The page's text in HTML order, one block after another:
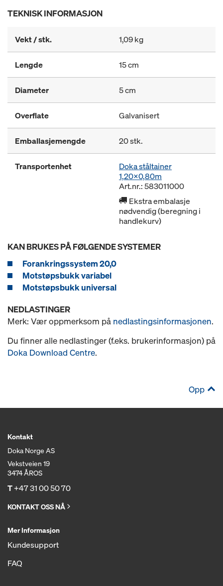
TEKNISK INFORMASJON
Vekt / stk. 1,09 kg
Lengde 15 cm
Diameter 5 cm
Overflate Galvanisert
Emballasjemengde 20 stk.
Transportenhet
Doka ståltainer
1,20x0,80m
Art.nr.: 583011000
Ekstra embalasje
nødvendig (beregning i
handlekurv)
KAN BRUKES PÅ FØLGENDE SYSTEMER
Forankringssystem 20,0
Motstøpsbukk variabel
Motstøpsbukk universal
NEDLASTINGER
Merk: Vær oppmerksom på nedlastingsinformasjonen.
Du finner alle nedlastinger (f.eks. brukerinformasjon) på
Doka Download Centre.
Opp
Kontakt
Doka Norge AS
Vekstveien 19
3474 ÅROS
T+47 31 00 50 70
KONTAKT OSS NÅ
Mer Informasjon
Kundesupport
FAQ